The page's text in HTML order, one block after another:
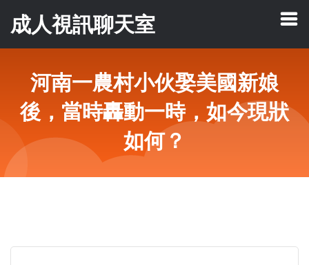
成人視訊聊天室
河南一農村小伙娶美國新娘
後，當時轟動一時，如今現狀
如何？